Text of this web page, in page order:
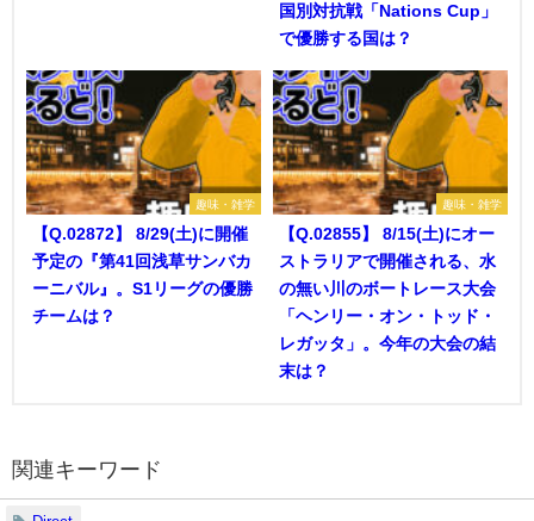
国別対抗戦「Nations Cup」
で優勝する国は？
趣味・雑学
【Q.02872】 8/29(土)に開催
予定の『第41回浅草サンバカ
ーニバル』。S1リーグの優勝
チームは？
趣味・雑学
【Q.02855】 8/15(土)にオー
ストラリアで開催される、水
の無い川のボートレース大会
「ヘンリー・オン・トッド・
レガッタ」。今年の大会の結
末は？
関連キーワード